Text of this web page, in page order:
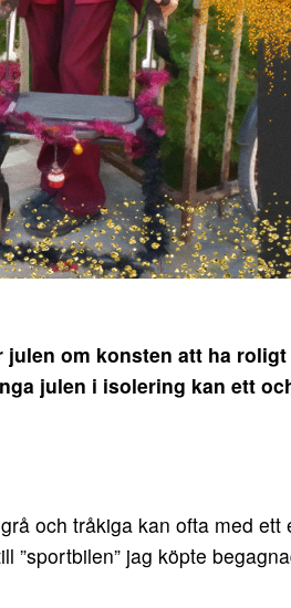
om konsten att ha
julen i isolering kan ett
och tråkiga kan ofta med ett
jag köpte